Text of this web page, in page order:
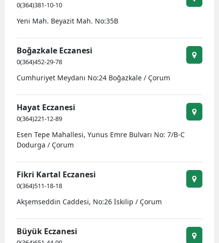
Burdur
Çanakkale
Çankırı
Denizli
Erzincan
0(364)381-10-10
Yeni Mah. Beyazit Mah. No:35B
Boğazkale Eczanesi
0(364)452-29-78
Cumhuriyet Meydanı No:24 Boğazkale / Çorum
Hayat Eczanesi
0(364)221-12-89
Esen Tepe Mahallesi, Yunus Emre Bulvarı No: 7/B-C
Dodurga / Çorum
Fikri Kartal Eczanesi
0(364)511-18-18
Akşemseddin Caddesi, No:26 İskilip / Çorum
Büyük Eczanesi